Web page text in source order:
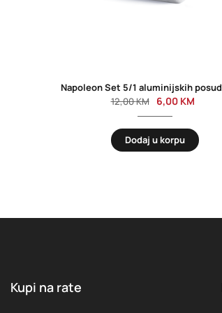
12,00KM 6,00 KM
Dodaj u korpu
Kupi na rate